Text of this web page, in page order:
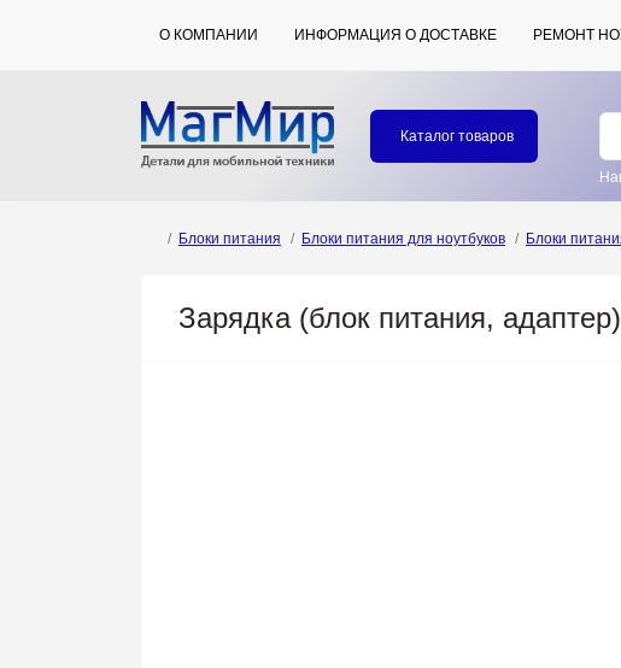
О КОМПАНИИ ИНФОРМАЦИЯ О ДОСТАВКЕ РЕМОНТ
Каталог товаров
Блоки питания Блоки питания для ноутбуков Блоки
Зарядка (блок питания,